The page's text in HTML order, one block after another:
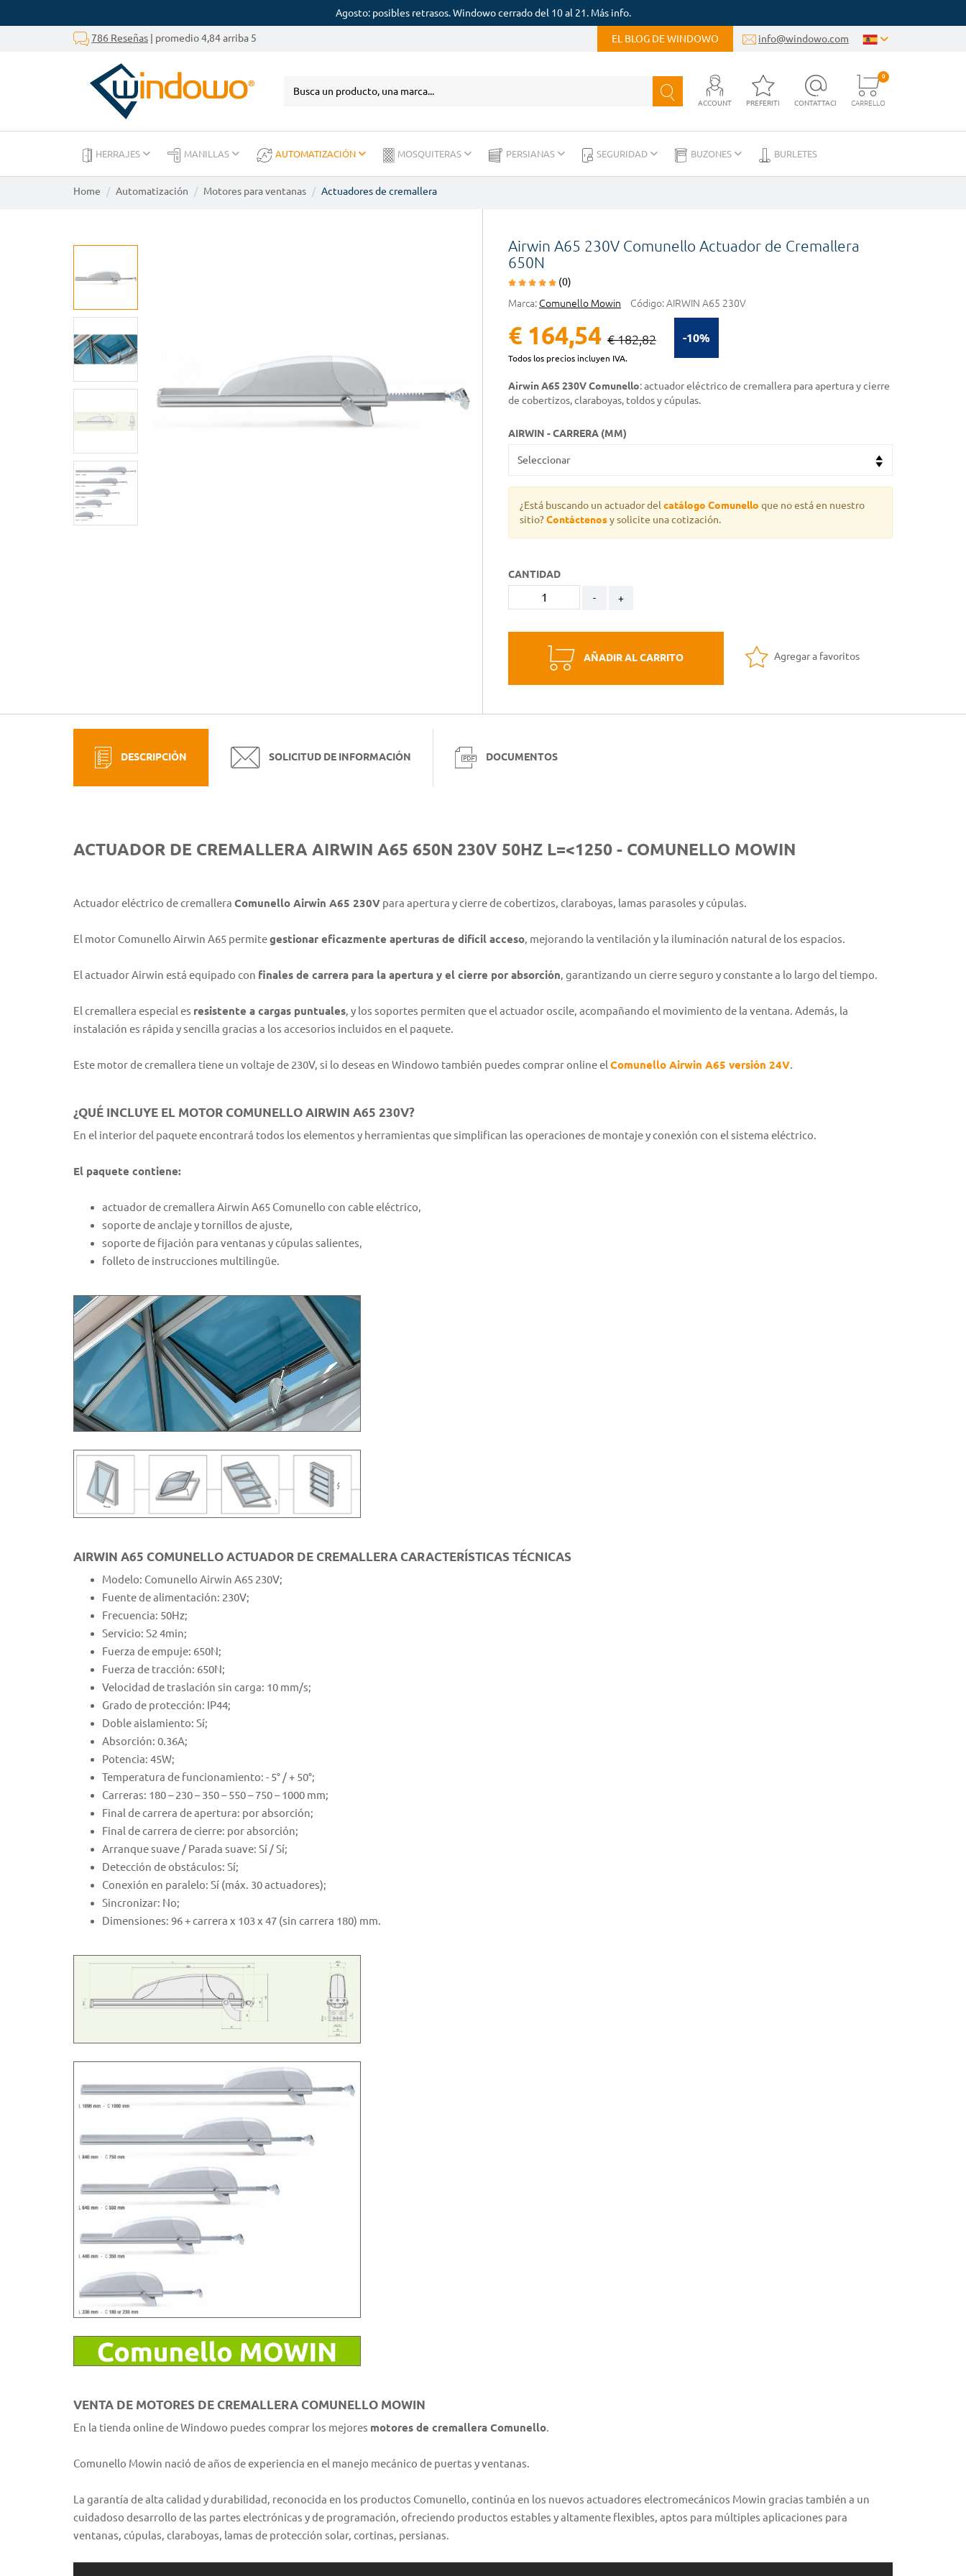
Agosto: posibles retrasos. Windowo cerrado del 10 al 21. Más info.
786 Reseñas | promedio 4,84 arriba 5 EL BLOG DE WINDOWO info@windowo.com
ACCOUNT PREFERITI CONTATTACI CARRELLO
0
HERRAJES MANILLAS AUTOMATIZACIÓN MOSQUITERAS PERSIANAS SEGURIDAD BUZONES BURLETES
Home Automatización Motores para ventanas Actuadores de cremallera
Airwin A65 230V Comunello Actuador de Cremallera
650N
(0)
Marca: Comunello Mowin Código:AIRWIN A65 230V
-10%
€ 164,54 € 182,82
Todos los precios incluyen IVA.
Airwin A65 230V Comunello: actuador eléctrico de cremallera para apertura y cierre
de cobertizos, claraboyas, toldos y cúpulas.
AIRWIN - CARRERA (MM)
¿Está buscando un actuador del catálogo Comunello que no está en nuestro
sitio?Contáctenosy solicite una cotización.
CANTIDAD
- +
AÑADIR AL CARRITO Agregar a favoritos
DESCRIPCIÒN SOLICITUD DE INFORMACIÓN DOCUMENTOS
ACTUADOR DE CREMALLERA AIRWIN A65 650N 230V 50HZ L=<1250 - COMUNELLO MOWIN
Actuador eléctrico de cremallera Comunello Airwin A65 230V para apertura y cierre de cobertizos, claraboyas, lamas parasoles y cúpulas.
El motor Comunello Airwin A65 permitegestionar eficazmente aperturas de difícil acceso, mejorando la ventilación y la iluminación natural de los espacios.
El actuador Airwin está equipado con finales de carrera para la apertura y el cierre por absorción, garantizando un cierre seguro y constante a lo largo del tiempo.
El cremallera especial es resistente a cargas puntuales, y los soportes permiten que el actuador oscile, acompañando el movimiento de la ventana. Además, la
instalación es rápida y sencilla gracias a los accesorios incluidos en el paquete.
Este motor de cremallera tiene un voltaje de 230V, si lo deseas en Windowo también puedes comprar online el Comunello Airwin A65 versión 24V.
¿QUÉ INCLUYE EL MOTOR COMUNELLO AIRWIN A65 230V?
En el interior del paquete encontrará todos los elementos y herramientas que simplifican las operaciones de montaje y conexión con el sistema eléctrico.
El paquete contiene:
actuador de cremallera Airwin A65 Comunello con cable eléctrico,
soporte de anclaje y tornillos de ajuste,
soporte de fijación para ventanas y cúpulas salientes,
folleto de instrucciones multilingüe.
AIRWIN A65 COMUNELLO ACTUADOR DE CREMALLERA CARACTERÍSTICAS TÉCNICAS
Modelo: Comunello Airwin A65 230V;
Fuente de alimentación: 230V;
Frecuencia: 50Hz;
Servicio: S2 4min;
Fuerza de empuje: 650N;
Fuerza de tracción: 650N;
Velocidad de traslación sin carga: 10 mm/s;
Grado de protección: IP44;
Doble aislamiento: Sí;
Absorción: 0.36A;
Potencia: 45W;
Temperatura de funcionamiento: - 5° / + 50°;
Carreras: 180 – 230 – 350 – 550 – 750 – 1000 mm;
Final de carrera de apertura: por absorción;
Final de carrera de cierre: por absorción;
Arranque suave / Parada suave: Sí / Sí;
Detección de obstáculos: Sí;
Conexión en paralelo: Sí (máx. 30 actuadores);
Sincronizar: No;
Dimensiones: 96 + carrera x 103 x 47 (sin carrera 180) mm.
VENTA DE MOTORES DE CREMALLERA COMUNELLO MOWIN
En la tienda online de Windowo puedes comprar los mejores motores de cremallera Comunello.
Comunello Mowin nació de años de experiencia en el manejo mecánico de puertas y ventanas.
La garantía de alta calidad y durabilidad, reconocida en los productos Comunello, continúa en los nuevos actuadores electromecánicos Mowin gracias también a un
cuidadoso desarrollo de las partes electrónicas y de programación, ofreciendo productos estables y altamente flexibles, aptos para múltiples aplicaciones para
ventanas, cúpulas, claraboyas, lamas de protección solar, cortinas, persianas.